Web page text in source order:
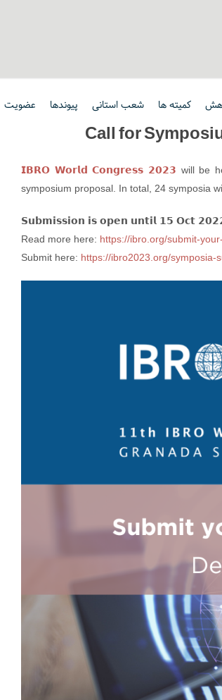
کمیته ها شعب استانی پیوندها عضویت
Call for
𝗜𝗕𝗥𝗢 𝗪𝗼𝗿𝗹𝗱 𝗖𝗼𝗻𝗴𝗿𝗲𝘀𝘀 𝟮𝟬𝟮𝟯 will be
symposium proposal. In total, 24 symposia
𝗦𝘂𝗯𝗺𝗶𝘀𝘀𝗶𝗼𝗻 𝗶𝘀 𝗼𝗽𝗲𝗻 𝘂𝗻𝘁𝗶𝗹 𝟭𝟱 𝗢𝗰𝘁
Read more here: https://ibro.org/submit-
Submit here: https://ibro2023.org/symposia-